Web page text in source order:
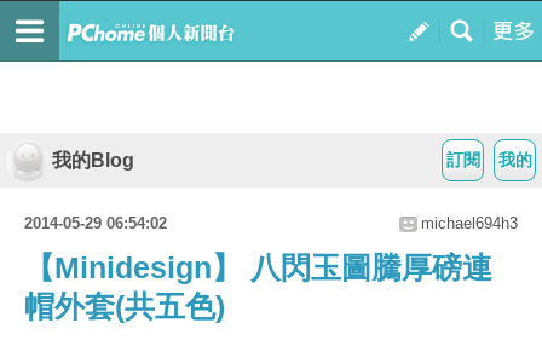
我的
訂閱
我的Blog
2014-05-29 06:54:02 michael694h3
【Minidesign】 八閃玉圖騰厚磅連
帽外套(共五色)